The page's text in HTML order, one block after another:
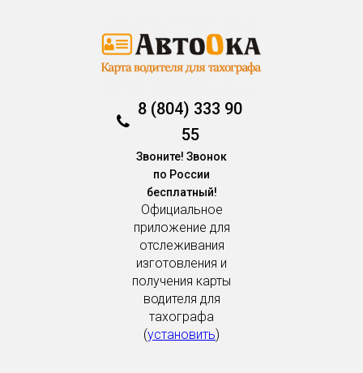
Официальное
приложение для
отслеживания
изготовления и
получения карты
водителя для
тахографа
(установить)
8 (804) 333 90
55
Звоните! Звонок
по России
бесплатный!